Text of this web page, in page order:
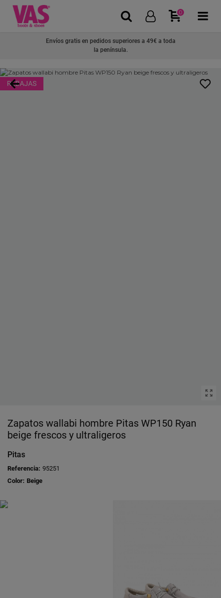
0
Envíos gratis en pedidos superiores a 49€ a toda
la península.
REBAJAS
Zapatos wallabi hombre Pitas WP150 Ryan
beige frescos y ultraligeros
Pitas
Referencia: 95251
Color: Beige